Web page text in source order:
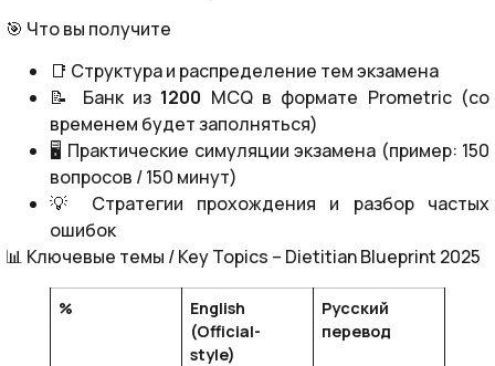
🎯 Что вы получите
📑 Структура и распределение тем экзамена
📝 Банк из 1200 MCQ в формате Prometric (со
временем будет заполняться)
🖥️ Практические симуляции экзамена (пример: 150
вопросов / 150 минут)
💡 Стратегии прохождения и разбор частых
ошибок
📊 Ключевые темы / Key Topics – Dietitian Blueprint 2025
%
English
(Official-
style)
Русский
перевод